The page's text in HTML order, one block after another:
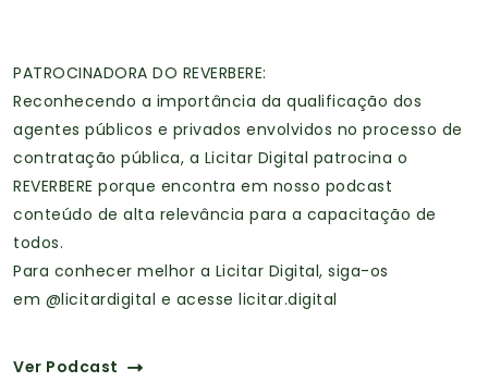
PATROCINADORA DO REVERBERE:
Reconhecendo a importância da qualificação dos
agentes públicos e privados envolvidos no processo de
contratação pública, a Licitar Digital patrocina o
REVERBERE porque encontra em nosso podcast
conteúdo de alta relevância para a capacitação de
todos.
Para conhecer melhor a Licitar Digital, siga-os
em @licitardigital e acesse licitar.digital
Ver Podcast